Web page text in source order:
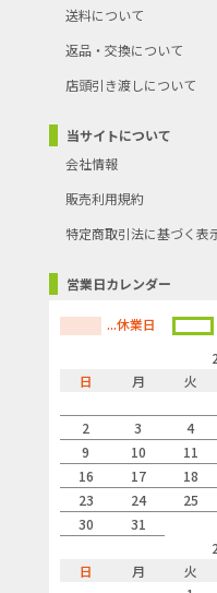
送料について
返品・交換について
店頭引き渡しについて
当サイトについて
会社情報
販売利用規約
特定商取引法に基づく表
営業日カレンダー
...休業日
日
月 火
2
3 4
9
10 11
16
17 18
23
24 25
30
31
日
月 火